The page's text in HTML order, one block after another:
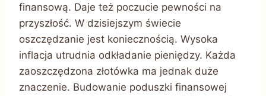
finansową. Daje też poczucie pewności na
przyszłość. W dzisiejszym świecie
oszczędzanie jest koniecznością. Wysoka
inflacja utrudnia odkładanie pieniędzy. Każda
zaoszczędzona złotówka ma jednak duże
znaczenie. Budowanie poduszki finansowej